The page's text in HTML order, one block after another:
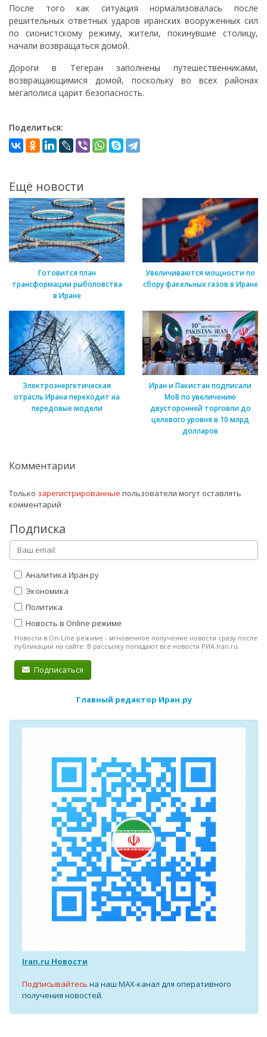
После того как ситуация нормализовалась после
решительных ответных ударов иранских вооруженных сил
по сионистскому режиму, жители, покинувшие столицу,
начали возвращаться домой.
Дороги в Тегеран заполнены путешественниками,
возвращающимися домой, поскольку во всех районах
мегаполиса царит безопасность.
Поделиться:
Ещё новости
Готовится план
трансформации рыболовства
в Иране
Увеличиваются мощности по
сбору факельных газов в Иране
Электроэнергетическая
отрасль Ирана переходит на
передовые модели
Иран и Пакистан подписали
МоВ по увеличению
двусторонней торговли до
целевого уровня в 10 млрд
долларов
Комментарии
Только зарегистрированные пользователи могут оставлять
комментарий
Подписка
Аналитика Иран.ру
Экономика
Политика
Новость в Online режиме
Новости в On-Line режиме - мгновенное получение новости сразу после
публикации на сайте. В рассылку попадают все новости РИА Iran.ru.
Подписаться
Главный редактор Иран.ру
Iran.ru Новости
Подписывайтесь на наш MAX-канал для оперативного
получения новостей.